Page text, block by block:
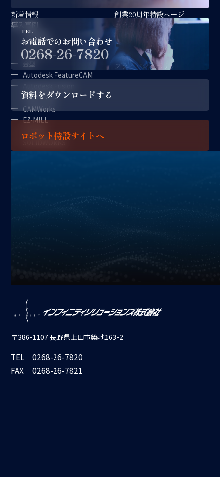
TEL
お電話でのお問い合わせ
0268-26-7820
資料をダウンロードする
ロボット特設サイトへ
〒386-1107 長野県上田市築地163-2
TEL
0268-26-7820
FAX
0268-26-7821
新着情報
導入事例
対談記事
CAD/CAM
ロボット
金型
Autodesk FeatureCAM
Autodesk Fusion
CAM-TOOL
CAMWorks
EZ-MILL
FFCAM
SOLIDWORKS
アプリケーション
創業20周年特設ページ
コラム
採用情報
サポート情報
お問い合わせ
プライバシーポリシー